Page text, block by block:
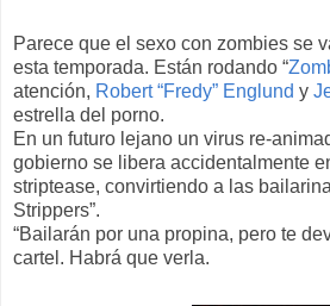
Parece que el sexo con zombies se
esta temporada. Están rodando “
atención, Robert “Fredy” Englund y
estrella del porno.
En un futuro lejano un virus re-
gobierno se libera accidentalmente
striptease, convirtiendo a las
Strippers”.
“Bailarán por una propina, pero te
cartel. Habrá que verla.